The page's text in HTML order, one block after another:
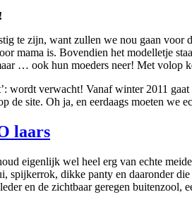
te zijn, want zullen we nou gaan voor
mama is. Bovendien het modelletje
… ook hun moeders neer! Met volop
wordt verwacht! Vanaf winter 2011
de site. Oh ja, en eerdaags moeten we
laars
eigenlijk wel heel erg van echte
spijkerrok, dikke panty en daaronder
en de zichtbaar geregen buitenzool,